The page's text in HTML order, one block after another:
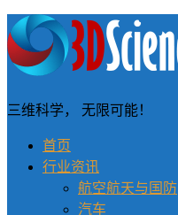
三维科学， 无限可能！
首页
行业资讯
航空航天与国防
汽车